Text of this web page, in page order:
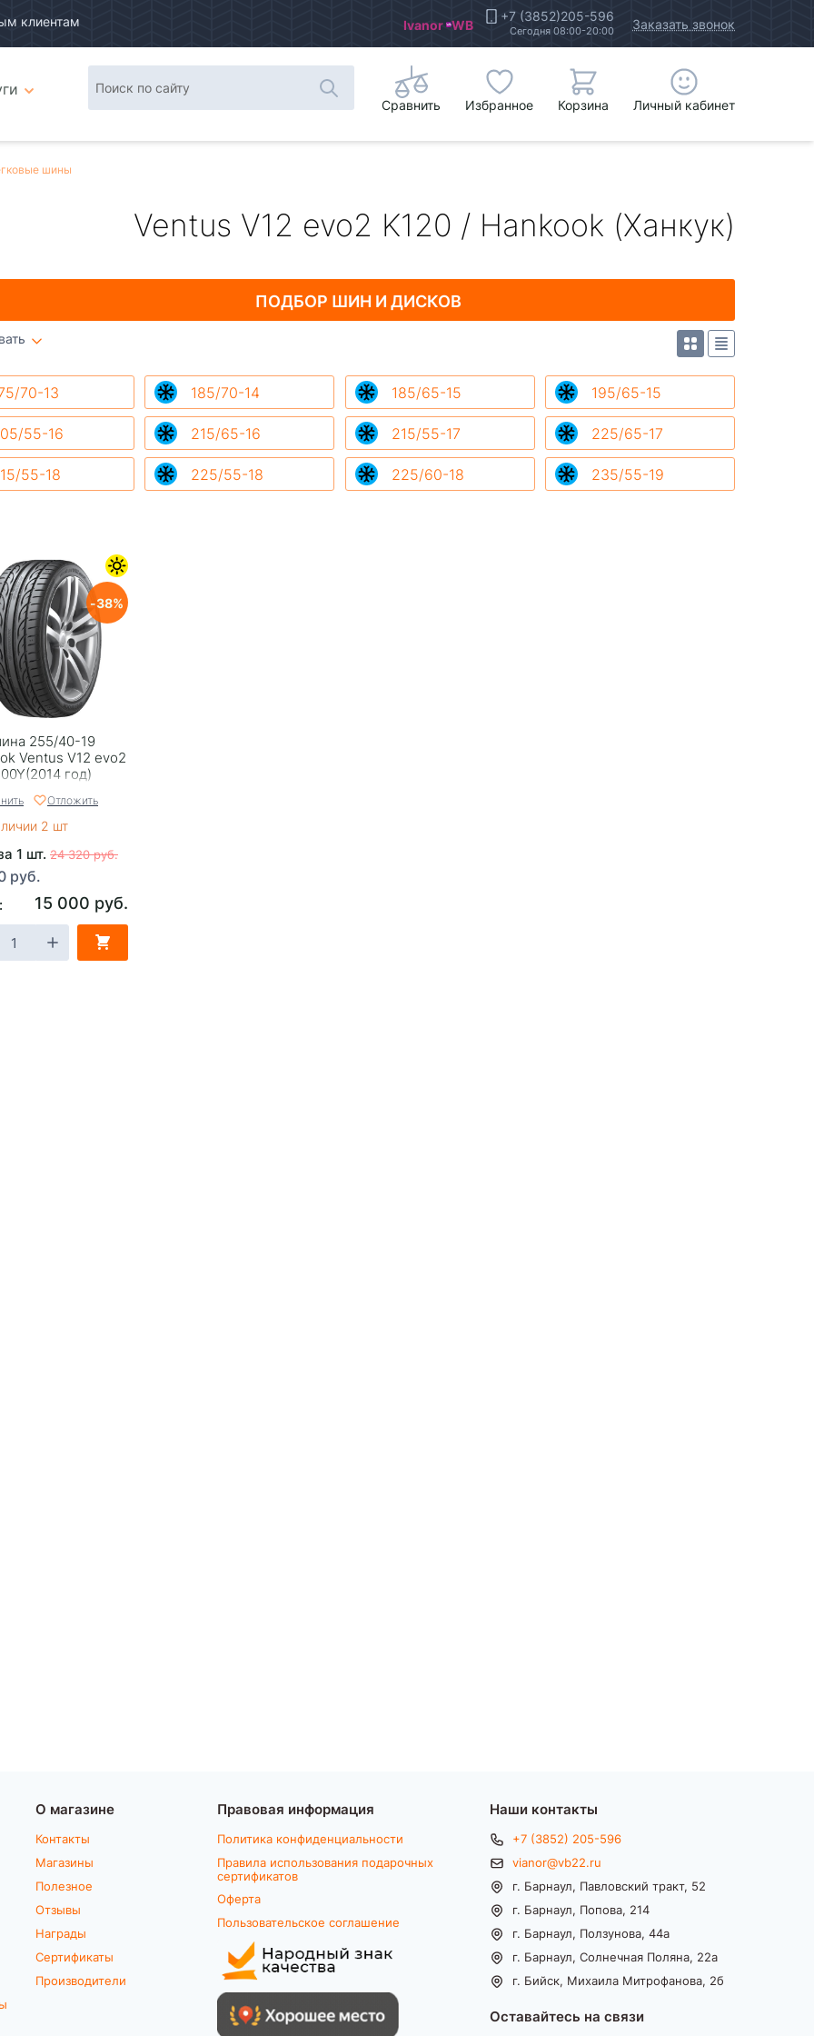
клиентам Ivanor WB +7 (3852)205-596
Сегодня 08:00-20:00 Заказать звонок
Сравнить Избранное Корзина Личный кабинет
шины
Ventus V12 evo2 K120 / Hankook (Ханкук)
ПОДБОР ШИНИ ДИСКОВ
70-13 185/70-14 185/65-15 195/65-15
55-16 215/65-16 215/55-17 225/65-17
55-18 225/55-18 225/60-18 235/55-19
255/40-19
Ventus V12 evo2
год)
38
Отложить
2 шт
1 шт. 24 320 руб.
руб.
15 000 руб.
О магазине
Контакты
Магазины
Полезное
Отзывы
Награды
Сертификаты
Производители
Правовая информация
Политика конфиденциальности
Правила использования подарочных
сертификатов
Оферта
Пользовательское соглашение
Наши контакты
+7 (3852) 205-596
vianor@vb22.ru
г. Барнаул, Павловский тракт, 52
г. Барнаул, Попова, 214
г. Барнаул, Ползунова, 44а
г. Барнаул, Солнечная Поляна, 22а
г. Бийск, Михаила Митрофанова, 2б
Оставайтесь на связи